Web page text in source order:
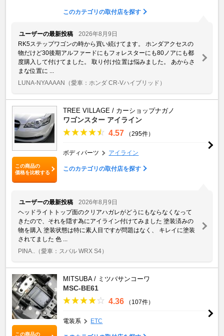
このカテゴリの取付店を探す
ユーザーの最新投稿
2026年8月9日
RK5ステップワゴンの時から買い続けてます。 ホンダアクセスの
物だけど30後期アルファードにもフォレスターにも80ノアにも都
度購入して付けてました。 取り付け位置は悩みました。 あからさ
まな位置に ...
LUNA-NYAAAAN （愛車：ホンダ CR-Vハイブリッド）
この商品の
価格を比較する
TREE VILLAGE / カーショップナガノ
ワゴンスター アイライン
4.57 （295件）
ボディパーツ アイライン
このカテゴリの取付店を探す
ユーザーの最新投稿
2026年8月9日
ヘッドライトトップ面のクリアハガレがどうにもならなくなって
きたので、それを隠す為にアイライン付けてみました 塗装済みの
物を購入 塗装状態は特に素人目ですが問題はなく、 キレイに塗装
されてました 色 ...
PINA..
（愛車：スバル WRX S4）
この商品の
MITSUBA / ミツバサンコーワ
MSC-BE61
4.36 （107件）
電装系 ETC